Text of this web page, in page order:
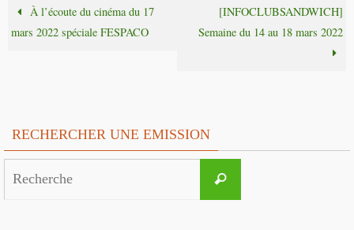
À l’écoute du cinéma du 17
mars 2022 spéciale FESPACO
[INFOCLUBSANDWICH]
Semaine du 14 au 18 mars 2022
RECHERCHER UNE EMISSION
Recherche